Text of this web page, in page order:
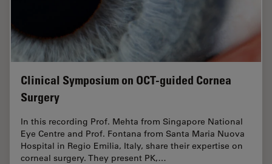
Clinical Symposium on OCT-guided Cornea
Surgery
In this recording Prof. Mehta from Singapore National
Eye Centre and Prof. Fontana from Santa Maria Nuova
Hospital in Regio Emilia, Italy, share their expertise on
corneal surgery. They present PK,…